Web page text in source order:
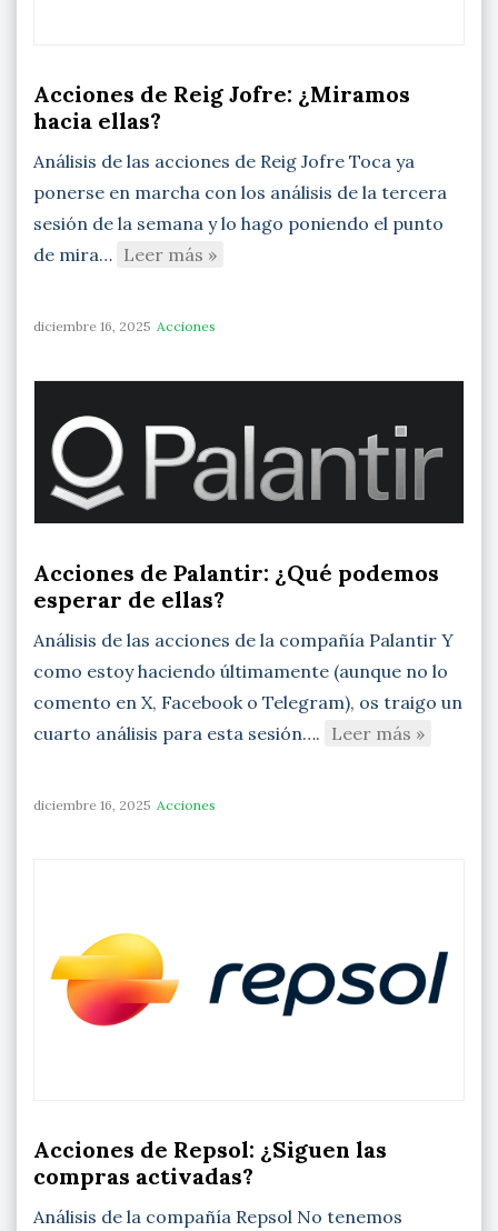
Acciones de Reig Jofre: ¿Miramos
hacia ellas?
Análisis de las acciones de Reig Jofre Toca ya
ponerse en marcha con los análisis de la tercera
sesión de la semana y lo hago poniendo el punto
de mira… Leer más »
diciembre 16, 2025 Acciones
Acciones de Palantir: ¿Qué podemos
esperar de ellas?
Análisis de las acciones de la compañía Palantir Y
como estoy haciendo últimamente (aunque no lo
comento en X, Facebook o Telegram), os traigo un
cuarto análisis para esta sesión…. Leer más »
diciembre 16, 2025 Acciones
Acciones de Repsol: ¿Siguen las
compras activadas?
Análisis de la compañía Repsol No tenemos